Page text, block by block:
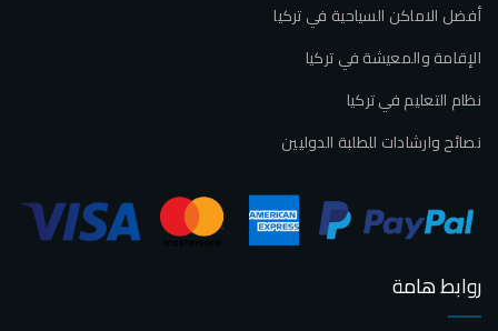
أفضل الاماكن السياحية في تركيا
الإقامة والمعيشة في تركيا
نظام التعليم في تركيا
نصائح وارشادات للطلبة الدوليين
روابط هامة